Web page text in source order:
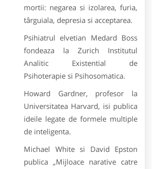
mortii: negarea si izolarea, furia,
târguiala, depresia si acceptarea.
Psihiatrul elvetian Medard Boss
fondeaza la Zurich Institutul
Analitic Existential de
Psihoterapie si Psihosomatica.
Howard Gardner, profesor la
Universitatea Harvard, isi publica
ideile legate de formele multiple
de inteligenta.
Michael White si David Epston
publica „Mijloace narative catre